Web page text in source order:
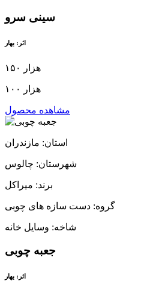
سینی سرو
اثر: بهار
۱۵۰ هزار
۱۰۰ هزار
مشاهده محصول
استان: مازندران
شهرستان: چالوس
برند: میراکل
گروه: دست سازه های چوبی
شاخه: وسایل خانه
جعبه چوبی
اثر: بهار